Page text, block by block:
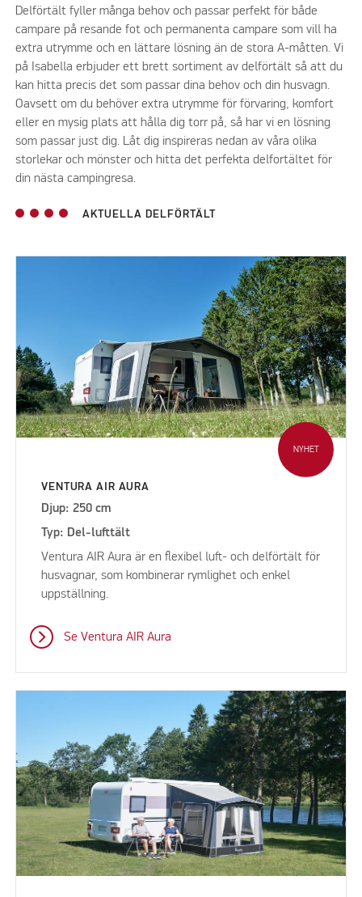
Delförtält fyller många behov och passar perfekt för både
campare på resande fot och permanenta campare som vill ha
extra utrymme och en lättare lösning än de stora A-måtten. Vi
på Isabella erbjuder ett brett sortiment av delförtält så att du
kan hitta precis det som passar dina behov och din husvagn.
Oavsett om du behöver extra utrymme för förvaring, komfort
eller en mysig plats att hålla dig torr på, så har vi en lösning
som passar just dig. Låt dig inspireras nedan av våra olika
storlekar och mönster och hitta det perfekta delfortältet för
din nästa campingresa.
AKTUELLA DELFÖRTÄLT
NYHET
VENTURA AIR AURA
Djup: 250 cm
Typ: Del-lufttält
Ventura AIR Aura är en flexibel luft- och delförtält för
husvagnar, som kombinerar rymlighet och enkel
uppställning.
Se Ventura AIR Aura